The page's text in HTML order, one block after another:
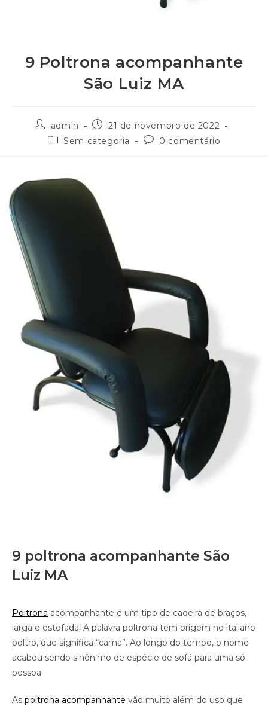
9 Poltrona acompanhante
São Luiz MA
admin
21 de novembro de 2022
Sem categoria
0 comentário
9 poltrona acompanhante São
Luiz MA
Poltrona acompanhante é um tipo de cadeira de braços,
larga e estofada. A palavra poltrona tem origem no italiano
poltro, que significa “cama”. Ao longo do tempo, o nome
acabou sendo sinônimo de espécie de sofá para uma só
pessoa
As poltrona acompanhante vão muito além do uso que